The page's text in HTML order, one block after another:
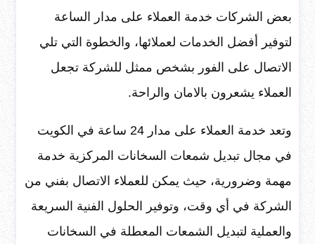
بعض الشركات خدمة العملاء على مدار الساعة
لتوفير أفضل الخدمات لعملائها، والخطوة التي تلي
الاتصال على الفور بشخص ممثل للشركة تجعل
العملاء يشعرون بالامان والراحة.
وتعد خدمة العملاء على مدار 24 ساعة في الكويت
في مجال تبديل شمعات السخانات المركزية خدمة
مهمة وضرورية، حيث يمكن للعملاء الاتصال بفني من
الشركة في أي وقت، وتوفير الحلول الفنية السريعة
والعملية لتبديل الشمعات المعطلة في السخانات